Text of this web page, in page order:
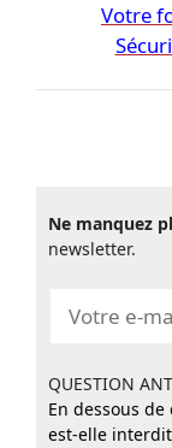
Votre
Ne manquez
newsletter.
QUESTION
En dessous
est-elle